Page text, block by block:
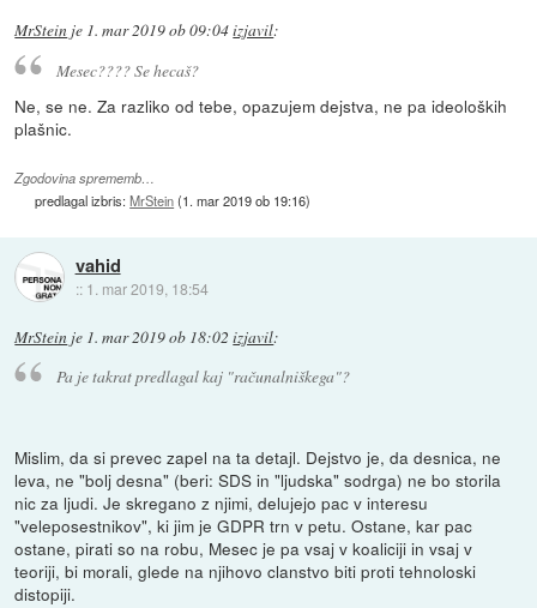
MrStein je 1. mar 2019 ob 09:04izjavil:
Mesec???? Se hecaš?
Ne, se ne. Za razliko od tebe, opazujem dejstva, ne pa ideoloških
plašnic.
Zgodovina sprememb…
predlagal izbris:MrStein(1. mar 2019 ob 19:16)
vahid
:: 1. mar 2019, 18:54
MrStein je 1. mar 2019 ob 18:02 izjavil:
Pa je takrat predlagal kaj "računalniškega"?
Mislim, da si prevec zapel na ta detajl. Dejstvo je, da desnica, ne
leva, ne "bolj desna" (beri: SDS in "ljudska" sodrga) ne bo storila
nic za ljudi. Je skregano z njimi, delujejo pac v interesu
"veleposestnikov", ki jim je GDPR trn v petu. Ostane, kar pac
ostane, pirati so na robu, Mesec je pa vsaj v koaliciji in vsaj v
teoriji, bi morali, glede na njihovo clanstvo biti proti tehnoloski
distopiji.